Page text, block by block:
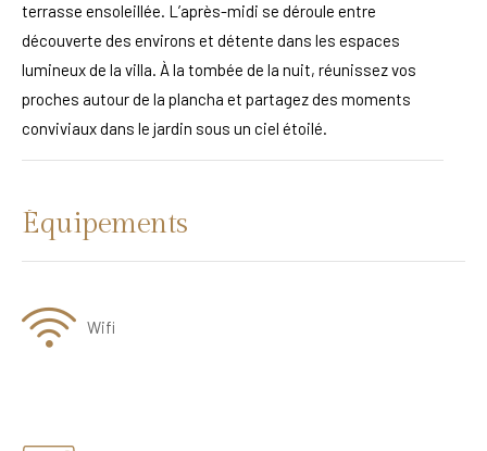
terrasse ensoleillée. L’après-midi se déroule entre
découverte des environs et détente dans les espaces
lumineux de la villa. À la tombée de la nuit, réunissez vos
proches autour de la plancha et partagez des moments
conviviaux dans le jardin sous un ciel étoilé.
Équipements
Wifi